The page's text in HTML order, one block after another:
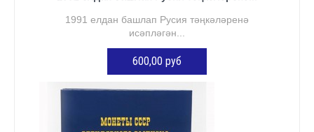
1991 елдан башлап Русия тәңкәләренә
исәпләгән...
600,00 руб
КӘРҖИНГӘ ӨСТӘҮ